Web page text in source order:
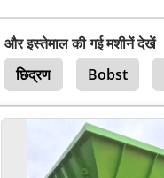
और इस्तेमाल की गई मशीनें देखें
छिद्रण
Bobst